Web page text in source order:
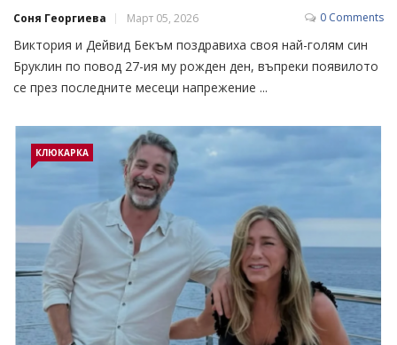
Соня Георгиева Март 05, 2026 0 Comments
Виктория и Дейвид Бекъм поздравиха своя най-голям син
Бруклин по повод 27-ия му рожден ден, въпреки появилото
се през последните месеци напрежение ...
КЛЮКАРКА